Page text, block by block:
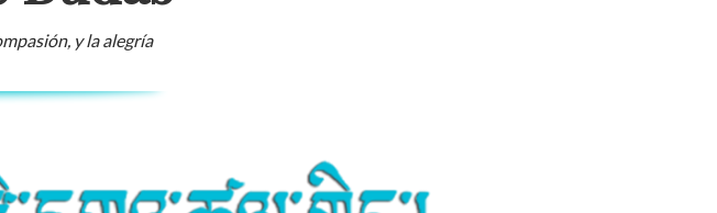
y la alegría